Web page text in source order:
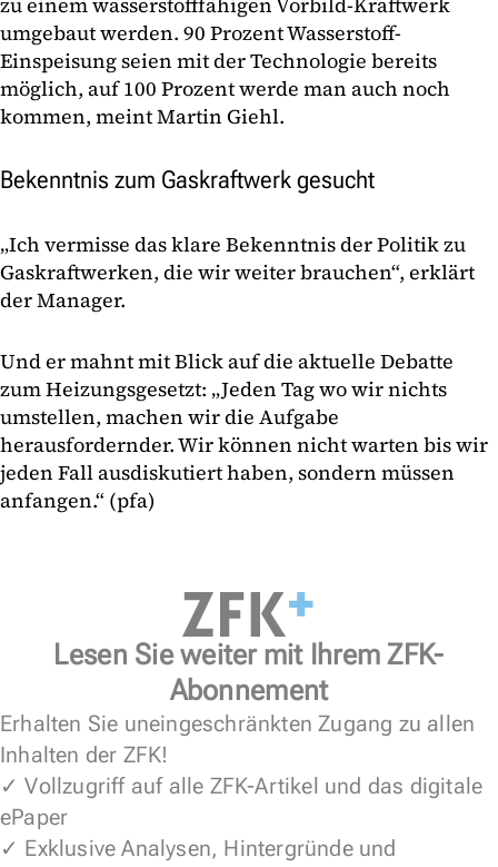
umgebaut werden. 90 Prozent Wasserstoff-
Einspeisung seien mit der Technologie bereits
möglich, auf 100 Prozent werde man auch noch
kommen, meint Martin Giehl.
Bekenntnis zum Gaskraftwerk gesucht
„Ich vermisse das klare Bekenntnis der Politik zu
Gaskraftwerken, die wir weiter brauchen“, erklärt
der Manager.
Und er mahnt mit Blick auf die aktuelle Debatte
zum Heizungsgesetzt: „Jeden Tag wo wir nichts
umstellen, machen wir die Aufgabe
herausfordernder. Wir können nicht warten bis wir
jeden Fall ausdiskutiert haben, sondern müssen
anfangen.“ (pfa)
Lesen Sie weiter mit Ihrem ZFK-
Abonnement
Erhalten Sie uneingeschränkten Zugang zu allen
Inhalten der ZFK!
✓ Vollzugriff auf alle ZFK-Artikel und das digitale
ePaper
✓ Exklusive Analysen, Hintergründe und